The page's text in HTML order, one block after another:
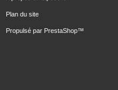
Plan du site
Propulsé par PrestaShop™